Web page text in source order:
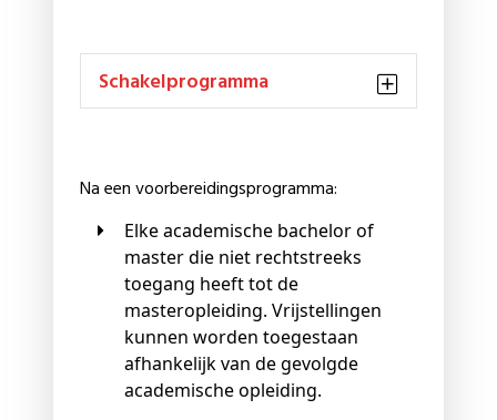
Schakelprogramma
Na een voorbereidingsprogramma:
Elke academische bachelor of
master die niet rechtstreeks
toegang heeft tot de
masteropleiding. Vrijstellingen
kunnen worden toegestaan
afhankelijk van de gevolgde
academische opleiding.